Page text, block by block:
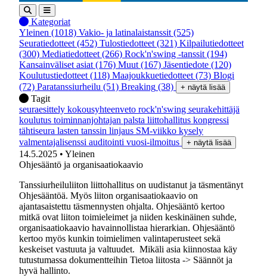
Kategoriat
Yleinen (1018) Vakio- ja latinalaistanssit (525)
Seuratiedotteet (452) Tulostiedotteet (321) Kilpailutiedotteet
(300) Mediatiedotteet (266) Rock'n'swing -tanssit (194)
Kansainväliset asiat (176) Muut (167) Jäsentiedote (120)
Koulutustiedotteet (118) Maajoukkuetiedotteet (73) Blogi
(72) Paratanssiurheilu (51) Breaking (38) + näytä lisää
Tagit
seuraesittely kokousyhteenveto rock'n'swing seurakehittäjä
koulutus toiminnanjohtajan palsta liittohallitus kongressi
tähtiseura lasten tanssin linjaus SM-viikko kysely
valmentajalisenssi auditointi vuosi-ilmoitus + näytä lisää
14.5.2025 • Yleinen
Ohjesääntö ja organisaatiokaavio
Tanssiurheiluliiton liittohallitus on uudistanut ja täsmentänyt
Ohjesääntöä. Myös liiton organisaatiokaavio on
ajantasaistettu täsmennysten ohjalta. Ohjesääntö kertoo
mitkä ovat liiton toimieleimet ja niiden keskinäinen suhde,
organisaatiokaavio havainnollistaa hierarkian. Ohjesääntö
kertoo myös kunkin toimielimen valintaperusteet sekä
keskeiset vastuuta ja valtuudet. Mikäli asia kiinnostaa käy
tutustumassa dokumentteihin Tietoa liitosta -> Säännöt ja
hyvä hallinto.